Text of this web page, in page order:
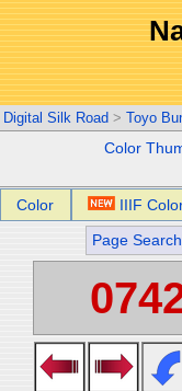
Digital Silk Road > Toyo
Color
Color IIIF
Page Search